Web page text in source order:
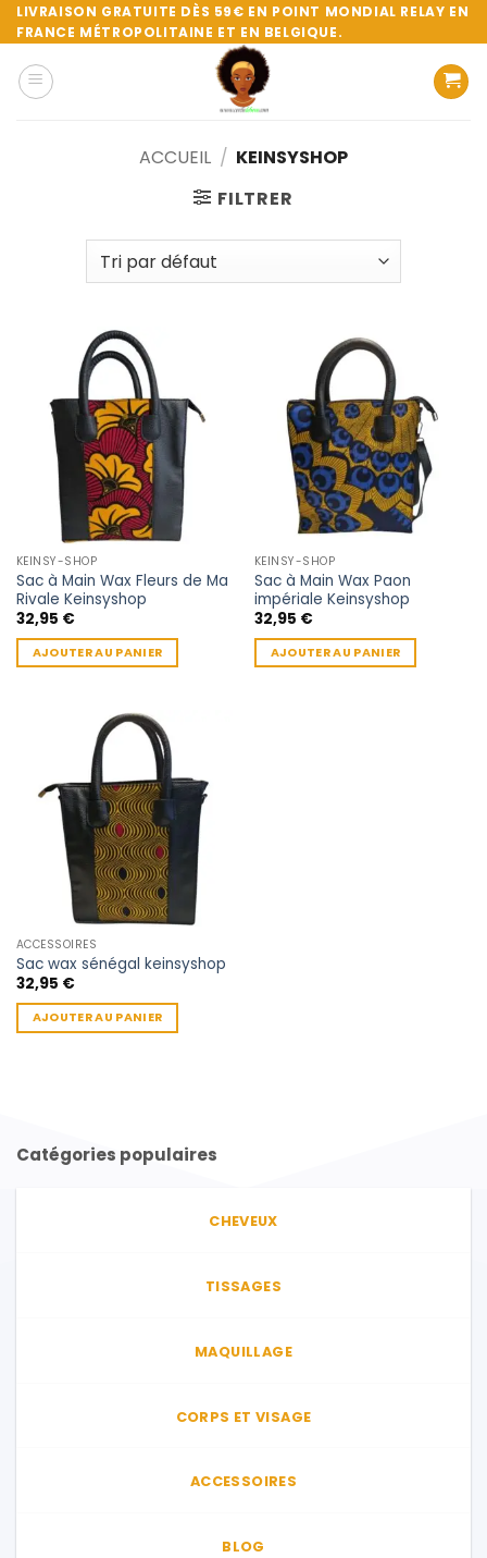
Passer
au
contenu
LIVRAISON GRATUITE DÈS 59€ EN POINT MONDIAL RELAY EN
FRANCE MÉTROPOLITAINE ET EN BELGIQUE.
ACCUEIL / KEINSYSHOP
FILTRER
KEINSY-SHOP
Sac à Main Wax Fleurs de Ma
Rivale Keinsyshop
32,95 €
AJOUTER AU PANIER
KEINSY-SHOP
Sac à Main Wax Paon
impériale Keinsyshop
32,95 €
AJOUTER AU PANIER
ACCESSOIRES
Sac wax sénégal keinsyshop
32,95 €
AJOUTER AU PANIER
Catégories populaires
CHEVEUX
TISSAGES
MAQUILLAGE
CORPS ET VISAGE
ACCESSOIRES
BLOG